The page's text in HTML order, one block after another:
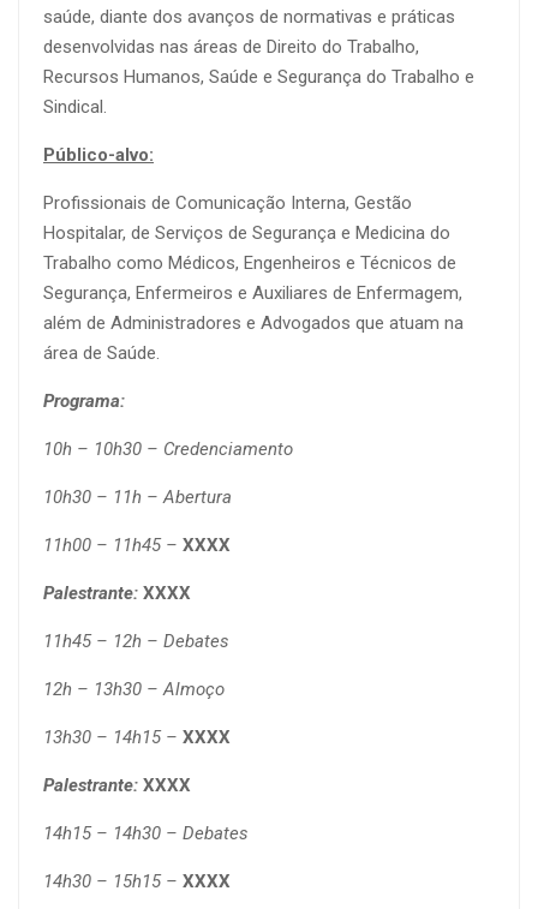
saúde, diante dos avanços de normativas e práticas
desenvolvidas nas áreas de Direito do Trabalho,
Recursos Humanos, Saúde e Segurança do Trabalho e
Sindical.
Público-alvo:
Profissionais de Comunicação Interna, Gestão
Hospitalar, de Serviços de Segurança e Medicina do
Trabalho como Médicos, Engenheiros e Técnicos de
Segurança, Enfermeiros e Auxiliares de Enfermagem,
além de Administradores e Advogados que atuam na
área de Saúde.
Programa:
10h – 10h30 – Credenciamento
10h30 – 11h – Abertura
11h00 – 11h45 – XXXX
Palestrante: XXXX
11h45 – 12h – Debates
12h – 13h30 – Almoço
13h30 – 14h15 – XXXX
Palestrante: XXXX
14h15 – 14h30 – Debates
14h30 – 15h15 – XXXX